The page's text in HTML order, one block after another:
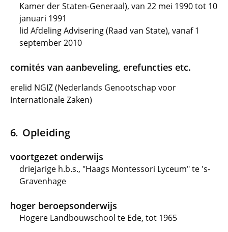
Kamer der Staten-Generaal), van 22 mei 1990 tot 10
januari 1991
lid Afdeling Advisering (Raad van State), vanaf 1
september 2010
comités van aanbeveling, erefuncties etc.
erelid NGIZ (Nederlands Genootschap voor
Internationale Zaken)
Opleiding
voortgezet onderwijs
driejarige h.b.s., "Haags Montessori Lyceum" te 's-
Gravenhage
hoger beroepsonderwijs
Hogere Landbouwschool te Ede, tot 1965